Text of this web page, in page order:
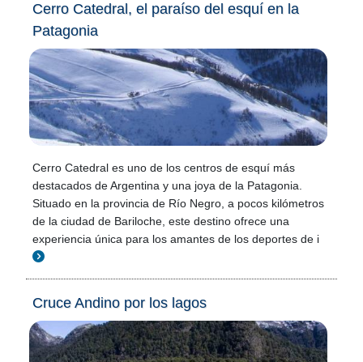
Cerro Catedral, el paraíso del esquí en la
Patagonia
Cerro Catedral es uno de los centros de esquí más
destacados de Argentina y una joya de la Patagonia.
Situado en la provincia de Río Negro, a pocos kilómetros
de la ciudad de Bariloche, este destino ofrece una
experiencia única para los amantes de los deportes de i
Cruce Andino por los lagos